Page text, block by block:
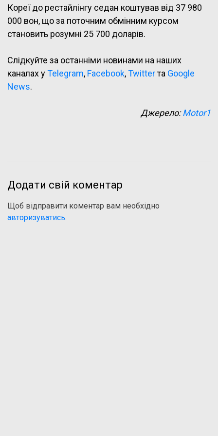
Кореї до рестайлінгу седан коштував від 37 980
000 вон, що за поточним обмінним курсом
становить розумні 25 700 доларів.
Слідкуйте за останніми новинами на наших
каналах уTelegram, Facebook,Twitterта Google
News.
Джерело:Motor1
Додати свій коментар
Щоб відправити коментар вам необхідно
авторизуватись.